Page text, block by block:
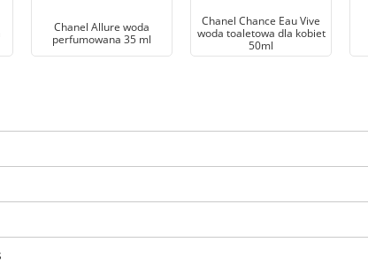
Chanel Allure woda
perfumowana 35 ml
Chanel Chance Eau Vive
woda toaletowa dla kobiet
50ml